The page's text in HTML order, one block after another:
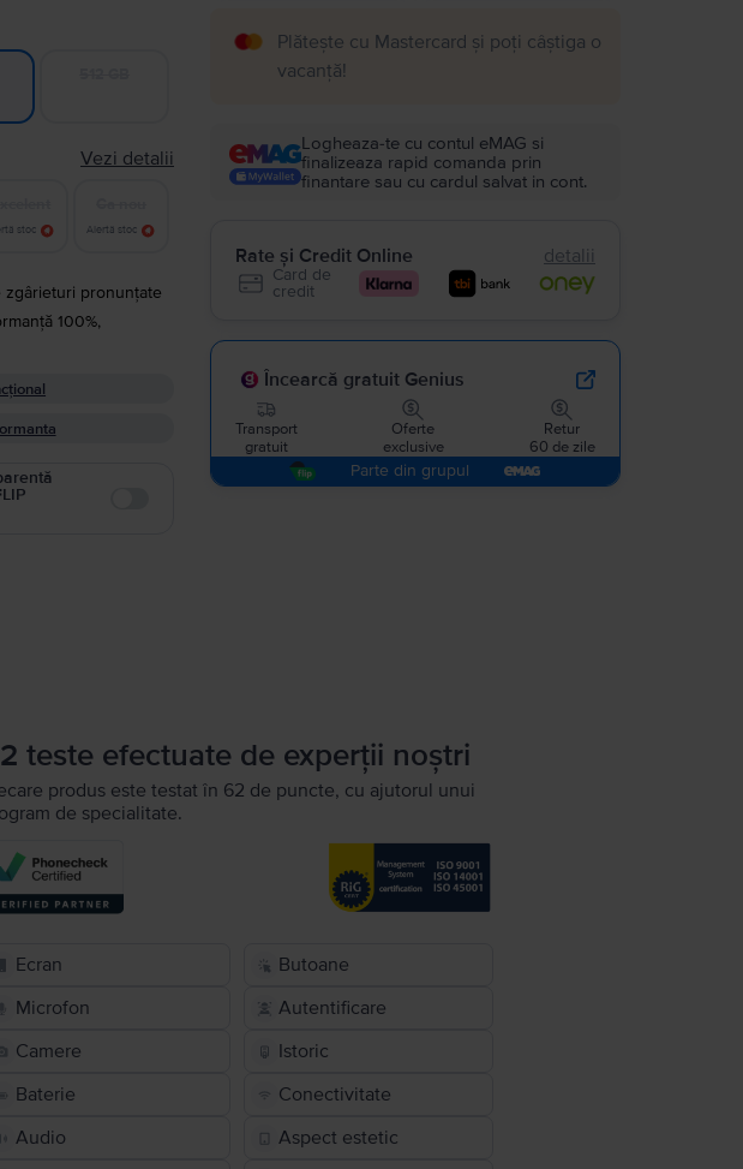
Vezi detalii
stoc Alertă stoc
zgârieturi pronunțate
100%,
Plătește cu Mastercard și poți câștiga o
vacanță!
Logheaza-te cu contul eMAG si
finalizeaza rapid comanda prin
finantare sau cu cardul salvat in cont.
Rate și Credit Online detalii
Card de
credit
Încearcă gratuit Genius
Transport
gratuit
Oferte
exclusive
Retur
60 de zile
Parte din grupul
teste efectuate de experții noștri
produs este testat în 62 de puncte, cu ajutorul unui
de specialitate.
Ecran
Butoane
Microfon
Autentificare
Camere
Istoric
Baterie
Conectivitate
Audio
Aspect estetic